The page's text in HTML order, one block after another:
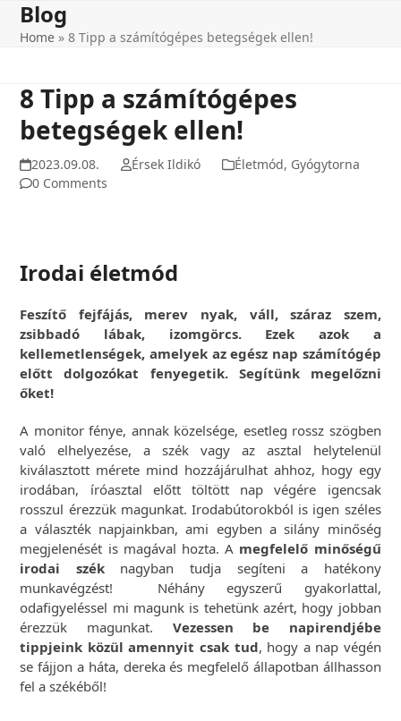
SkipBlog
Home »8 Tipp a számítógépes betegségek ellen!
8 Tipp a számítógépes
betegségek ellen!
2023.09.08. Érsek Ildikó Életmód, Gyógytorna
0 Comments
Irodai életmód
Feszítő fejfájás, merev nyak, váll, száraz szem,
zsibbadó lábak, izomgörcs. Ezek azok a
kellemetlenségek, amelyek az egész nap számítógép
előtt dolgozókat fenyegetik. Segítünk megelőzni
őket!
A monitor fénye, annak közelsége, esetleg rossz szögben
való elhelyezése, a szék vagy az asztal helytelenül
kiválasztott mérete mind hozzájárulhat ahhoz, hogy egy
irodában, íróasztal előtt töltött nap végére igencsak
rosszul érezzük magunkat. Irodabútorokból is igen széles
a választék napjainkban, ami egyben a silány minőség
megjelenését is magával hozta. A megfelelő minőségű
irodai széknagyban tudja segíteni a hatékony
munkavégzést! Néhány egyszerű gyakorlattal,
odafigyeléssel mi magunk is tehetünk azért, hogy jobban
érezzük magunkat. Vezessen be napirendjébe
tippjeink közül amennyit csak tud, hogy a nap végén
se fájjon a háta, dereka és megfelelő állapotban állhasson
fel a székéből!